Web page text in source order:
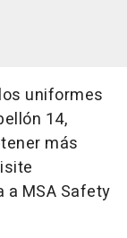
uniformes
14,
más
a MSA Safety